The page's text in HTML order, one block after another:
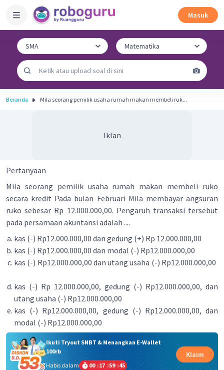
Masuk
Beranda Mila seorang pemilik usaha rumah makan membeli ruk...
Iklan
Pertanyaan
Mila seorang pemilik usaha rumah makan membeli ruko
secara kredit Pada bulan Februari Mila membayar angsuran
ruko sebesar Rp 12.000.000,00. Pengaruh transaksi tersebut
pada persamaan akuntansi adalah ....
kas (-) Rp12.000.000,00 dan gedung (+) Rp 12.000.000,00
kas (-) Rp12.000.000,00 dan modal (-) Rp12.000.000,00
kas (-) Rp12.000.000,00 dan utang usaha (-) Rp12.000.000,00
kas (-) Rp 12.000.000,00, gedung (-) Rp12.000.000,00, dan
utang usaha (-) Rp12.000.000,00
kas (-) Rp12.000.000,00, gedung (-) Rp12.000.000,00, dan
modal (-) Rp12.000.000,00
Ikuti Tryout SNBT & Menangkan E-Wallet
100rb
Habis dalam
00 :17 :59 :45
Klaim